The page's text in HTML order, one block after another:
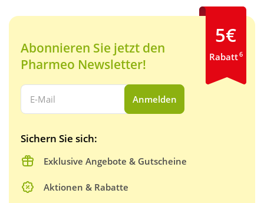
Abonnieren Sie jetzt den
Pharmeo Newsletter!
Ihre E-Mail Adresse:
Anmelden
Sichern Sie sich:
Exklusive Angebote & Gutscheine
Aktionen & Rabatte
5€
Rabatt6